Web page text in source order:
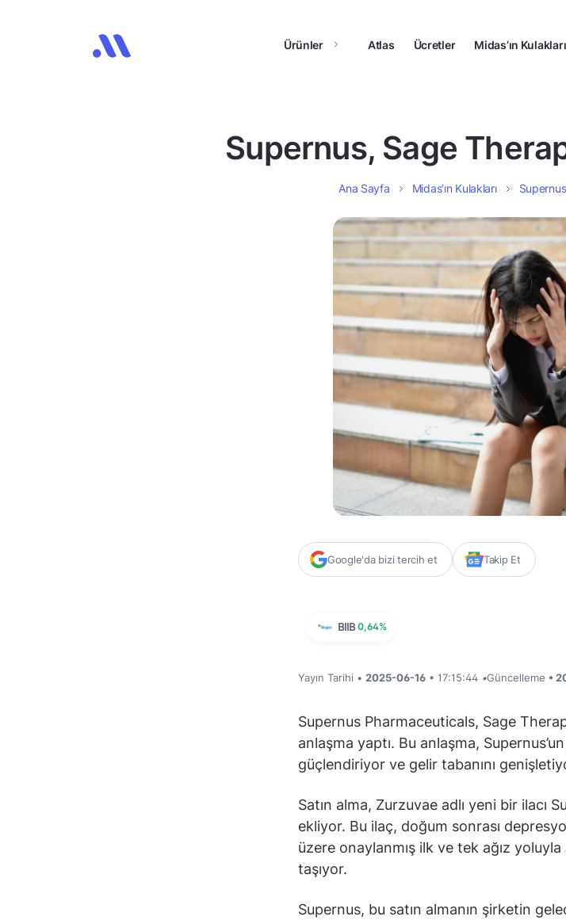
Ürünler Atlas Ücretler Midas’ın Kulakları
Supernus, Sage
Ana Sayfa Midas’ın Kulakları
Google'da bizi tercih et Takip Et
BIIB 0,64%
Yayın Tarihi • 2025-06-16 • 17:15:44 •Güncelleme •
Supernus Pharmaceuticals, Sage
anlaşma yaptı. Bu anlaşma,
güçlendiriyor ve gelir tabanını
Satın alma, Zurzuvae adlı yeni bir ilacı
ekliyor. Bu ilaç, doğum sonrası
üzere onaylanmış ilk ve tek ağız
taşıyor.
Supernus, bu satın almanın şirketin